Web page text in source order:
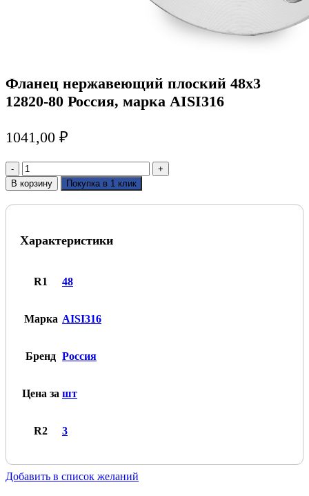
Фланец нержавеющий плоский 48х3
12820-80 Россия, марка AISI316
1041,00 ₽
Количество
товара
Фланец
нержавеющий
12820-
марка
В корзину Покупка в 1 клик
Характеристики
R1 48
Марка AISI316
Бренд Россия
Цена за шт
R2 3
Добавить в список желаний